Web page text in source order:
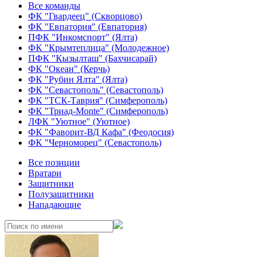
Все команды
ФК "Гвардеец" (Скворцово)
ФК "Евпатория" (Евпатория)
ПФК "Инкомспорт" (Ялта)
ФК "Крымтеплица" (Молодежное)
ПФК "Кызылташ" (Бахчисарай)
ФК "Океан" (Керчь)
ФК "Рубин Ялта" (Ялта)
ФК "Севастополь" (Севастополь)
ФК "ТСК-Таврия" (Симферополь)
ФК "Триад-Monte" (Симферополь)
ЛФК "Уютное" (Уютное)
ФК "Фаворит-ВД Кафа" (Феодосия)
ФК "Черноморец" (Севастополь)
Все позиции
Вратари
Защитники
Полузащитники
Нападающие